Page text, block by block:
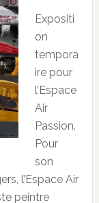
Expositi
on
tempora
ire pour
l’Espace
Air
Passion.
Pour
son
l’Espace Air
peintre